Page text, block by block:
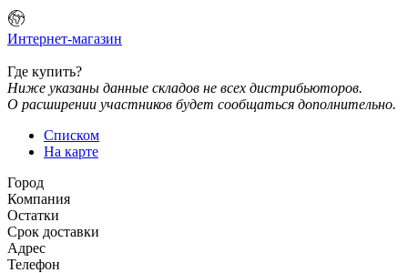
Интернет-магазин
Где купить?
Ниже указаны данные складов не всех дистрибьюторов.
О расширении участников будет сообщаться дополнительно.
Списком
На карте
Город
Компания
Остатки
Срок доставки
Адрес
Телефон